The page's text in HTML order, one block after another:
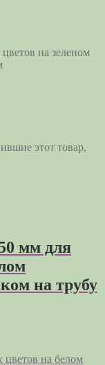
на зеленом
этот товар,
мм для
на трубу
на белом